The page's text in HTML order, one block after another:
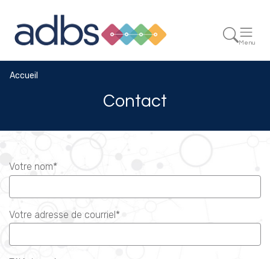
Menu
Accueil
Contact
Votre nom*
Votre adresse de courriel*